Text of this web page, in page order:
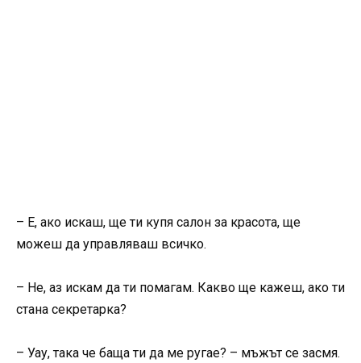
– Е, ако искаш, ще ти купя салон за красота, ще
можеш да управляваш всичко.
– Не, аз искам да ти помагам. Какво ще кажеш, ако ти
стана секретарка?
– Уау, така че баща ти да ме ругае? – мъжът се засмя.